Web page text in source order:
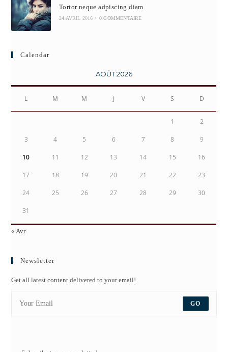
Tortor neque adpiscing diam
24 AVRIL 2016 / 0 COMMENTAIRE
Calendar
AOÛT 2026
L M M J V S D
1 2
3 4 5 6 7 8 9
10 11 12 13 14 15 16
17 18 19 20 21 22 23
24 25 26 27 28 29 30
31
« Avr
Newsletter
Get all latest content delivered to your email!
GO